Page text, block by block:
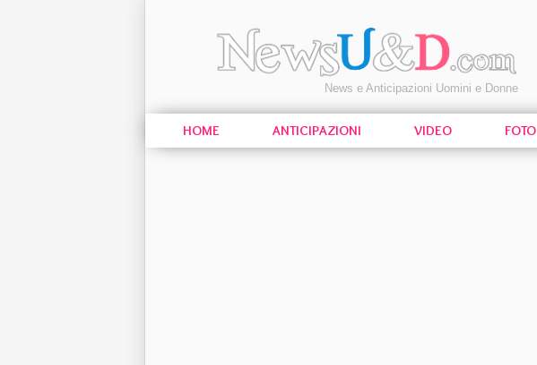
News e Anticipazioni Uomini e Donne
HOME ANTICIPAZIONI VIDEO FOTO